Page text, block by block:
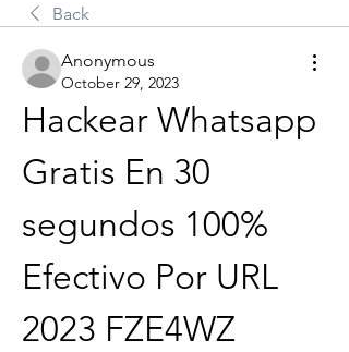
Back
Anonymous
October 29, 2023
Hackear Whatsapp
Gratis En 30
segundos 100%
Efectivo Por URL
2023 FZE4WZ